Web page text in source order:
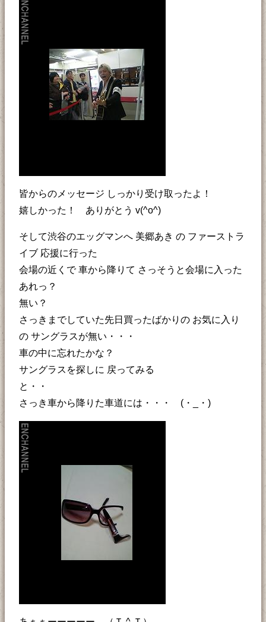
皆からのメッセージ しっかり受け取ったよ！
嬉しかった！ ありがとう v(^o^)
そして渋谷のエッグマンへ 美郷あき の ファーストラ
イブ 応援に行った
会場の近くで 車から降りて さっそうと会場に入った
あれっ？
無い？
さっきまでしていた先日買ったばかりの お気に入り
の サングラスが無い・・・
車の中に忘れたかな？
サングラスを探しに 戻ってみる
と・・
さっき車から降りた車道には・・・ (・_・)